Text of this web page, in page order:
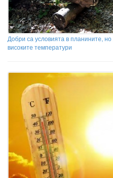
Добри са условията в планините,
високите температури